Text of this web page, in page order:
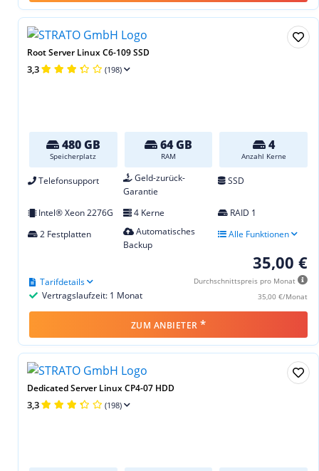
Root Server Linux C6-109 SSD
3,3 (198)
480 GB
Speicherplatz
64 GB
RAM
4
Anzahl Kerne
Telefonsupport
Geld-zurück-
Garantie
SSD
Intel® Xeon 2276G 4 Kerne
RAID 1
2 Festplatten
Automatisches
Backup
Alle Funktionen
35,00 €
Durchschnittspreis pro Monat
35,00 €/Monat
Vertragslaufzeit: 1 Monat
Tarifdetails
ZUM ANBIETER *
Dedicated Server Linux CP4-07 HDD
3,3 (198)